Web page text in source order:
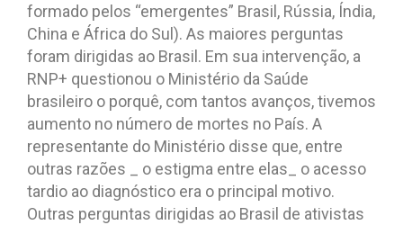
formado pelos “emergentes” Brasil, Rússia, Índia,
China e África do Sul). As maiores perguntas
foram dirigidas ao Brasil. Em sua intervenção, a
RNP+ questionou o Ministério da Saúde
brasileiro o porquê, com tantos avanços, tivemos
aumento no número de mortes no País. A
representante do Ministério disse que, entre
outras razões _ o estigma entre elas_ o acesso
tardio ao diagnóstico era o principal motivo.
Outras perguntas dirigidas ao Brasil de ativistas